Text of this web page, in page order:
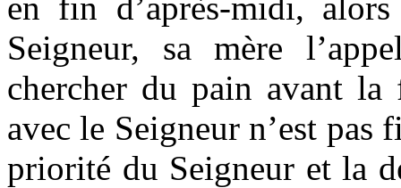
Seigneur, sa mère
chercher du pain avant la
avec le Seigneur n’est
priorité du Seigneur et la